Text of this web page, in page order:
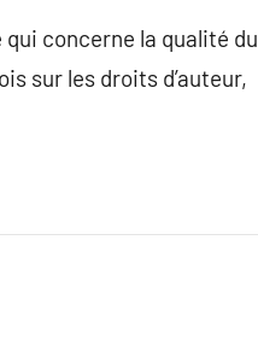
concerne la qualité du
sur les droits d’auteur,